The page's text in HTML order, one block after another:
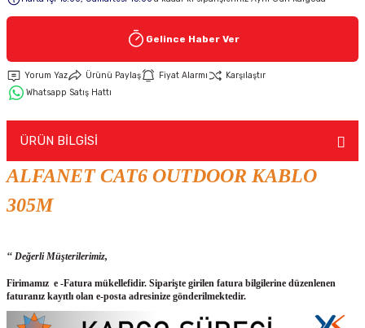
Keypad-Tuş Takımı Ürünler
Hırsız Alarm Aksesuarlar
Gelince Haber Ver
Yorum Yaz Ürünü Paylaş Fiyat Alarmı
Karşılaştır
Whatsapp Satış Hattı
ÜRÜN BİLGİSİ
ALFANET CAT6 OUTDOOR KABLO
305M
‘‘ Değerli Müşterilerimiz,
Firimamız e -Fatura mükellefidir. Siparişte girilen fatura bilgilerine düzenlenen
faturanız kayıtlı olan e-posta adresinize gönderilmektedir.